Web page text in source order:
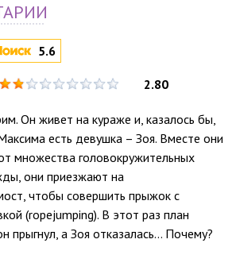
5.6
2.80
Он живет на кураже и, казалось бы,
есть девушка – Зоя. Вместе они
множества головокружительных
они приезжают на
чтобы совершить прыжок с
(ropejumping). В этот раз план
прыгнул, а Зоя отказалась… Почему?